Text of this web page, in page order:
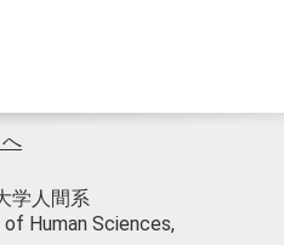
学人間系
Human Sciences,